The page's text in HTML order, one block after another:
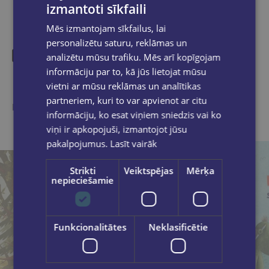
Līdzīgas preces
Ieskaties, varbūt noder
izmantoti sīkfaili
Mēs izmantojam sīkfailus, lai
personalizētu saturu, reklāmas un
analizētu mūsu trafiku. Mēs arī kopīgojam
informāciju par to, kā jūs lietojat mūsu
vietni ar mūsu reklāmas un analītikas
partneriem, kuri to var apvienot ar citu
informāciju, ko esat viņiem sniedzis vai ko
viņi ir apkopojuši, izmantojot jūsu
pakalpojumus. Lasīt vairāk
Strikti
nepieciešamie
Veiktspējas Mērķa
Funkcionalitātes Neklasificētie